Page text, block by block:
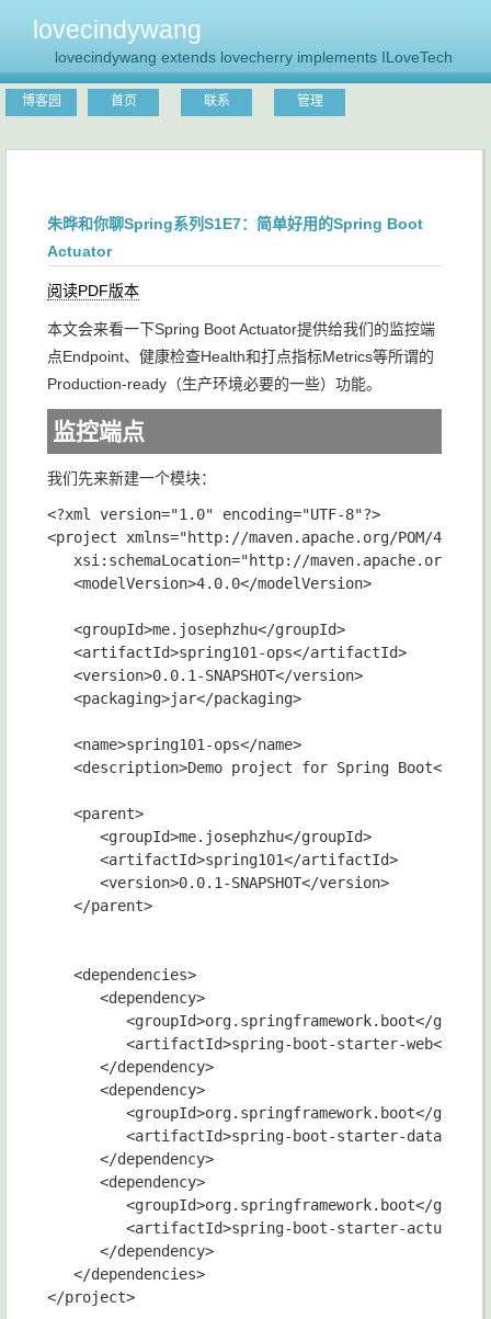
lovecindywang
lovecindywang extends lovecherry implements ILoveTech
博客园 首页 联系 管理
朱晔和你聊Spring系列S1E7：简单好用的Spring Boot
Actuator
阅读PDF版本
本文会来看一下Spring Boot Actuator提供给我们的监控端
点Endpoint、健康检查Health和打点指标Metrics等所谓的
Production-ready（生产环境必要的一些）功能。
监控端点
我们先来新建一个模块：
<?xml version="1.0" encoding="UTF-8"?>
<project xmlns="http://maven.apache.org/POM/
xsi:schemaLocation="http://maven.apache.org/
   <modelVersion>4.0.0</modelVersion>
   <groupId>me.josephzhu</groupId>
   <artifactId>spring101-ops</artifactId>
   <version>0.0.1-SNAPSHOT</version>
   <packaging>jar</packaging>
   <name>spring101-ops</name>
<description>Demo project for Spring Boot</
   <parent>
      <groupId>me.josephzhu</groupId>
      <artifactId>spring101</artifactId>
      <version>0.0.1-SNAPSHOT</version>
   </parent>
   <dependencies>
      <dependency>
<groupId>org.springframework.boot</
<artifactId>spring-boot-starter-web</
      </dependency>
      <dependency>
<groupId>org.springframework.boot</
<artifactId>spring-boot-starter-data-
      </dependency>
      <dependency>
<groupId>org.springframework.boot</
<artifactId>spring-boot-starter-
      </dependency>
   </dependencies>